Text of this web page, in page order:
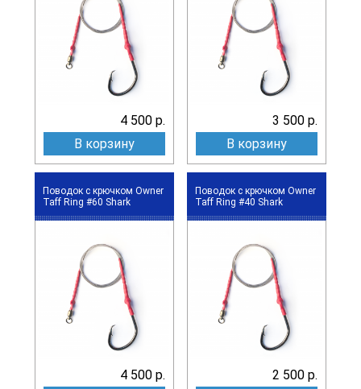
4 500 р.
В корзину
3 500 р.
В корзину
Поводок с крючком Owner
Taff Ring #60 Shark
4 500 р.
Поводок с крючком Owner
Taff Ring #40 Shark
2 500 р.